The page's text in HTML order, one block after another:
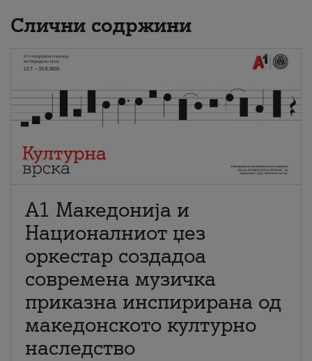
Слични содржини
А1 Македонија и
Националниот џез
оркестар создадоа
современа музичка
приказна инспирирана од
македонското културно
наследство